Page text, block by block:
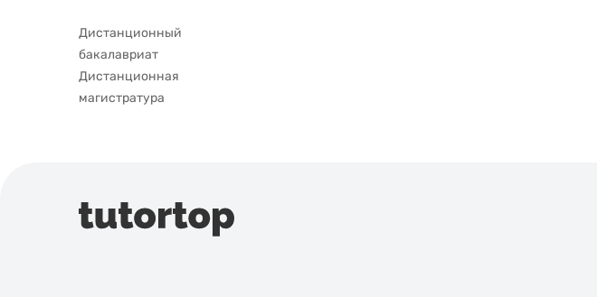
Дистанционный
бакалавриат
Дистанционная
магистратура